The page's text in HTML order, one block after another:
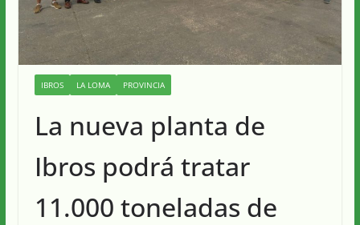
IBROS LA LOMA PROVINCIA
La nueva planta de
Ibros podrá tratar
11.000 toneladas de